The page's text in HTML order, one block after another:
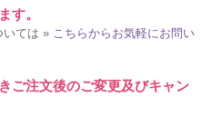
す。
ては » こちらからお気軽にお問い
ご注文後のご変更及びキャン